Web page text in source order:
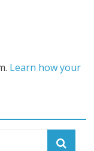
Learn how your